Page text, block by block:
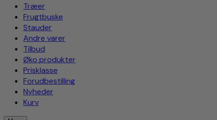
Træer
Frugtbuske
Stauder
Andre varer
Tilbud
Øko produkter
Prisklasse
Forudbestilling
Nyheder
Kurv